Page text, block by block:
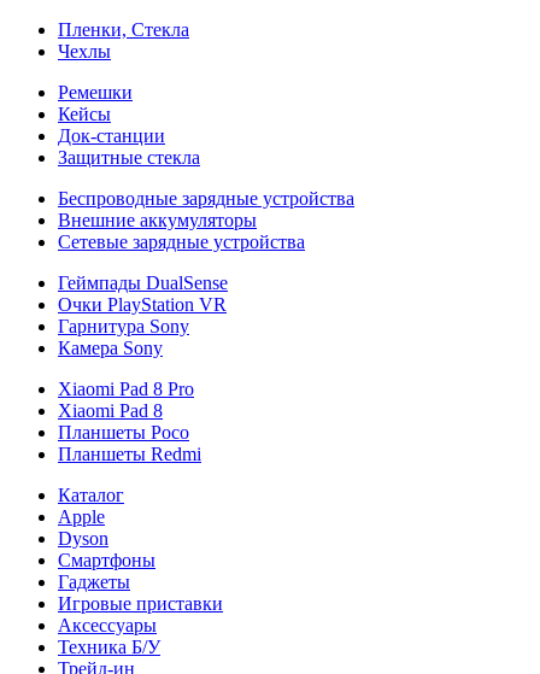
Пленки, Стекла
Чехлы
Ремешки
Кейсы
Док-станции
Защитные стекла
Беспроводные зарядные устройства
Внешние аккумуляторы
Сетевые зарядные устройства
Геймпады DualSense
Очки PlayStation VR
Гарнитура Sony
Камера Sony
Xiaomi Pad 8 Pro
Xiaomi Pad 8
Планшеты Poco
Планшеты Redmi
Каталог
Apple
Dyson
Смартфоны
Гаджеты
Игровые приставки
Аксессуары
Техника Б/У
Трейд-ин